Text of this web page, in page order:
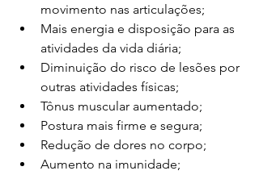
movimento nas articulações;
Mais energia e disposição para as
atividades da vida diária;
Diminuição do risco de lesões por
outras atividades físicas;
Tônus muscular aumentado;
Postura mais firme e segura;
Redução de dores no corpo;
Aumento na imunidade;